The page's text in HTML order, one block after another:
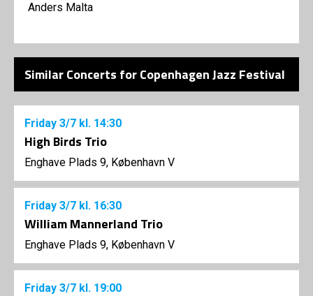
Anders Malta
Similar Concerts for Copenhagen Jazz Festival
Friday 3/7 kl. 14:30
High Birds Trio
Enghave Plads 9, København V
Friday 3/7 kl. 16:30
William Mannerland Trio
Enghave Plads 9, København V
Friday 3/7 kl. 19:00